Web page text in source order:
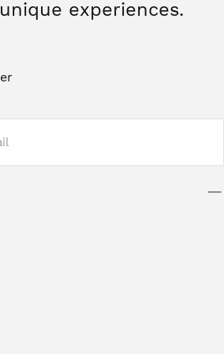
experiences.